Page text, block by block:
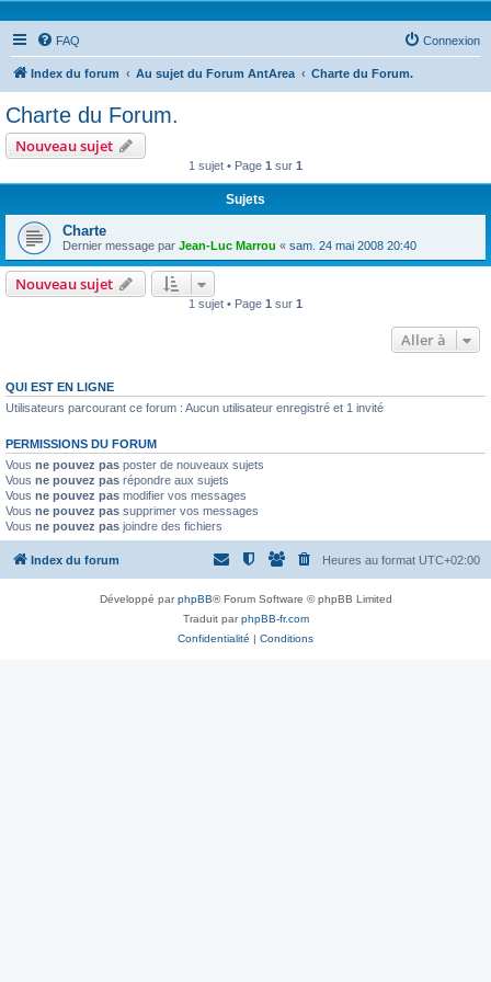
FAQ Connexion
Index du forum Au sujet du Forum AntArea Charte du Forum.
Charte du Forum.
Nouveau sujet
1 sujet • Page 1 sur 1
Sujets
Charte
Dernier message par Jean-Luc Marrou « sam. 24 mai 2008 20:40
Nouveau sujet
1 sujet • Page 1 sur 1
Aller à
QUI EST EN LIGNE
Utilisateurs parcourant ce forum : Aucun utilisateur enregistré et 1 invité
PERMISSIONS DU FORUM
Vous ne pouvez pas poster de nouveaux sujets
Vous ne pouvez pas répondre aux sujets
Vous ne pouvez pas modifier vos messages
Vous ne pouvez pas supprimer vos messages
Vous ne pouvez pas joindre des fichiers
Index du forum Heures au format UTC+02:00
Développé parphpBB® Forum Software © phpBB Limited
Traduit parphpBB-fr.com
Confidentialité | Conditions